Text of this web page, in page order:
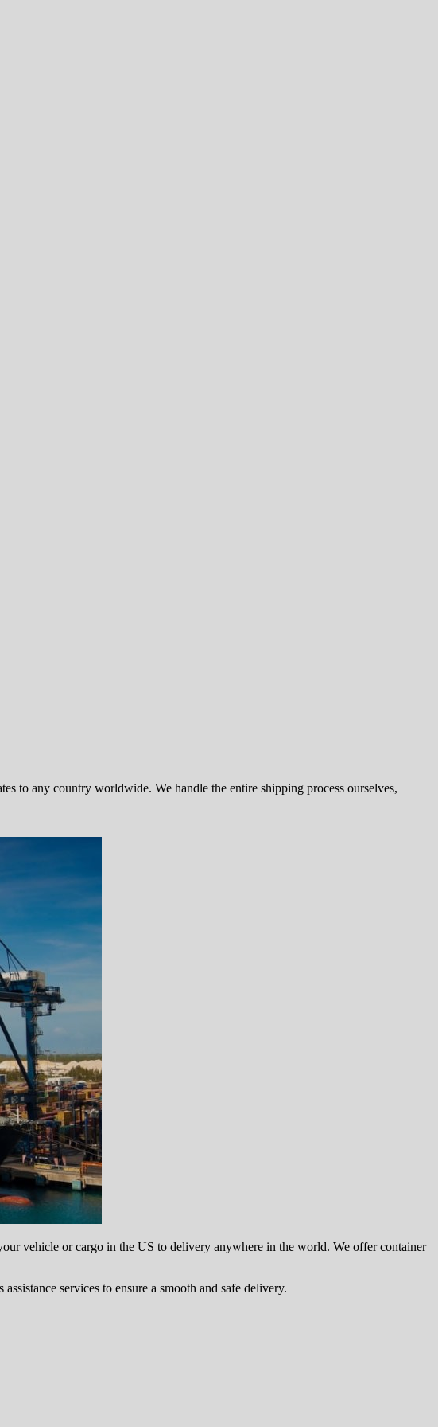
to any country worldwide. We handle the entire shipping process ourselves,
vehicle or cargo in the US to delivery anywhere in the world. We offer container
services to ensure a smooth and safe delivery.